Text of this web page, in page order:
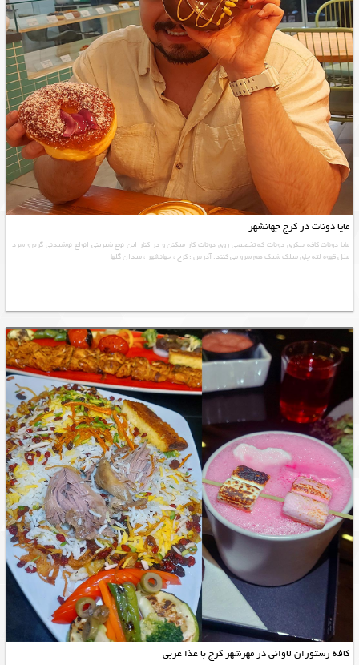
مایا دونات در کرج جهانشهر
مایا دونات کافه بیکری دونات که تخصصی روی دونات کار میکنن و در کنار این نوع شیرینی انواع نوشیدنی گرم و سرد
مثل قهوه لته چای میلک شیک هم سرو می کنند. آدرس : کرج ، جهانشهر ، میدان گلها
کافه رستوران لاوانی در مهرشهر کرج با غذا عربی